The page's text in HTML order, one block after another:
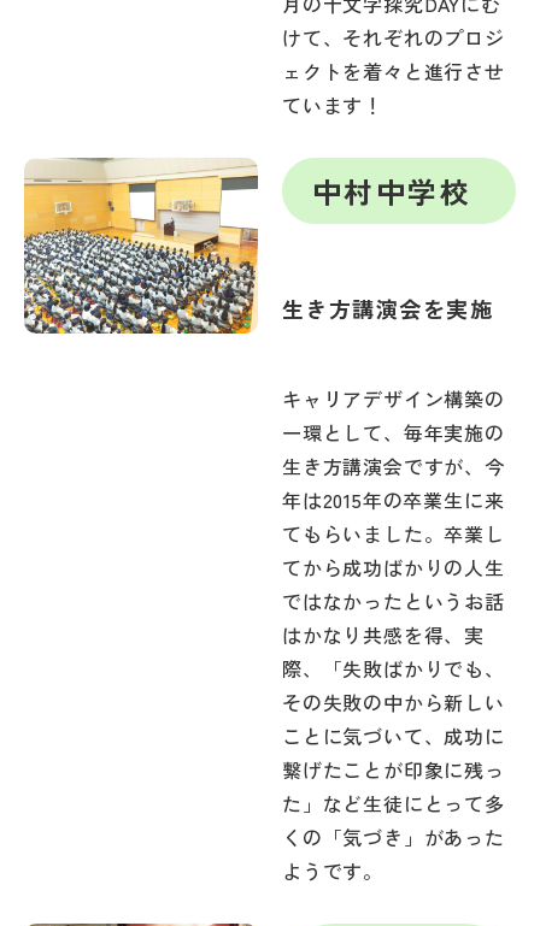
けて、それぞれのプロジ
ェクトを着々と進行させ
ています！
中村中学校
生き方講演会を実施
キャリアデザイン構築の
一環として、毎年実施の
生き方講演会ですが、今
年は2015年の卒業生に来
てもらいました。卒業し
てから成功ばかりの人生
ではなかったというお話
はかなり共感を得、実
際、「失敗ばかりでも、
その失敗の中から新しい
ことに気づいて、成功に
繋げたことが印象に残っ
た」など生徒にとって多
くの「気づき」があった
ようです。